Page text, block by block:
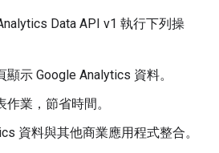
Data API v1 執行下列操
示 Google Analytics 資料。
業，節省時間。
資料與其他商業應用程式整合。